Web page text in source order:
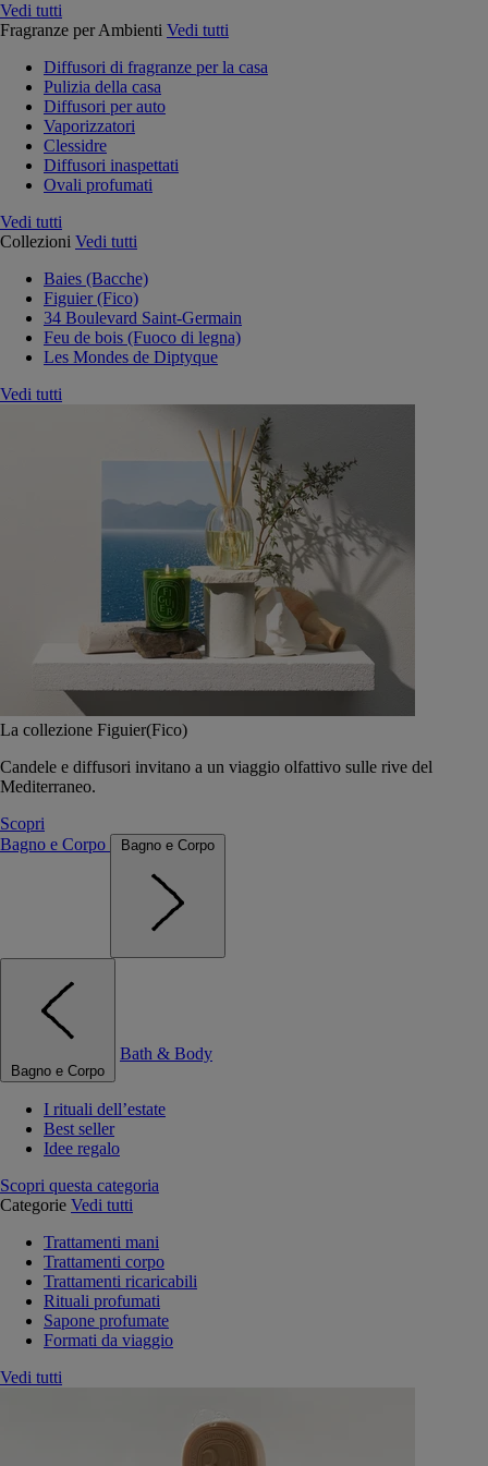
Vedi tutti
Fragranze per Ambienti Vedi tutti
Diffusori di fragranze per la casa
Pulizia della casa
Diffusori per auto
Vaporizzatori
Clessidre
Diffusori inaspettati
Ovali profumati
Vedi tutti
Collezioni Vedi tutti
Baies (Bacche)
Figuier (Fico)
34 Boulevard Saint-Germain
Feu de bois (Fuoco di legna)
Les Mondes de Diptyque
Vedi tutti
La collezione Figuier(Fico)
Candele e diffusori invitano a un viaggio olfattivo sulle rive del
Mediterraneo.
Scopri
Bagno e Corpo
Bagno e Corpo
Bagno e Corpo
Bath & Body
I rituali dell’estate
Best seller
Idee regalo
Scopri questa categoria
Categorie Vedi tutti
Trattamenti mani
Trattamenti corpo
Trattamenti ricaricabili
Rituali profumati
Sapone profumate
Formati da viaggio
Vedi tutti